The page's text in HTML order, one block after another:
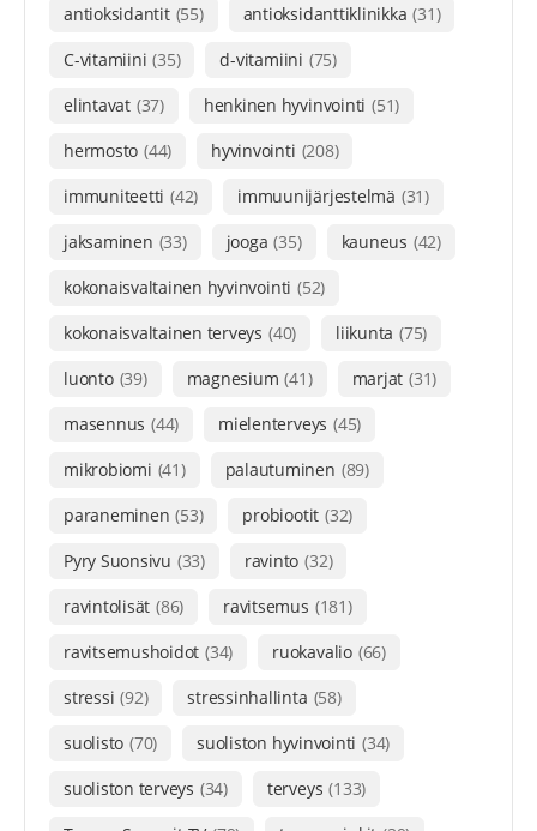
antioksidantit (55) antioksidanttiklinikka (31)
C-vitamiini (35) d-vitamiini (75)
elintavat (37) henkinen hyvinvointi (51)
hermosto (44) hyvinvointi (208)
immuniteetti (42) immuunijärjestelmä (31)
jaksaminen (33) jooga (35) kauneus (42)
kokonaisvaltainen hyvinvointi (52)
kokonaisvaltainen terveys (40) liikunta (75)
luonto (39) magnesium (41) marjat (31)
masennus (44) mielenterveys (45)
mikrobiomi (41) palautuminen (89)
paraneminen (53) probiootit (32)
Pyry Suonsivu (33) ravinto (32)
ravintolisät (86) ravitsemus (181)
ravitsemushoidot (34) ruokavalio (66)
stressi (92) stressinhallinta (58)
suolisto (70) suoliston hyvinvointi (34)
suoliston terveys (34) terveys (133)